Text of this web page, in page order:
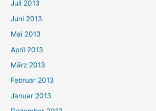
Juli 2013
Juni 2013
Mai 2013
April 2013
März 2013
Februar 2013
Januar 2013